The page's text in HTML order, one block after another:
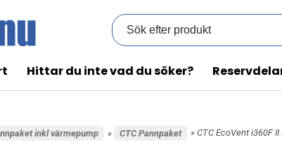
Hittar du inte vad du söker?
inkl värmepump » CTC Pannpaket » CTC EcoVent i360F